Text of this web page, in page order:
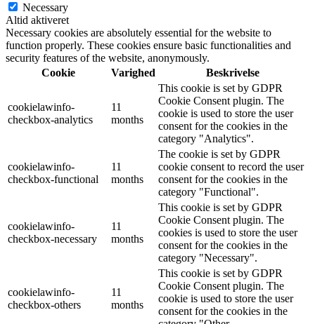
Necessary
Altid aktiveret
Necessary cookies are absolutely essential for the website to
function properly. These cookies ensure basic functionalities and
security features of the website, anonymously.
Cookie
Varighed Beskrivelse
cookielawinfo-
checkbox-analytics
11
months
This cookie is set by GDPR
Cookie Consent plugin. The
cookie is used to store the user
consent for the cookies in the
category "Analytics".
cookielawinfo-
checkbox-functional
11
months
The cookie is set by GDPR
cookie consent to record the user
consent for the cookies in the
category "Functional".
cookielawinfo-
checkbox-necessary
11
months
This cookie is set by GDPR
Cookie Consent plugin. The
cookies is used to store the user
consent for the cookies in the
category "Necessary".
cookielawinfo-
checkbox-others
11
months
This cookie is set by GDPR
Cookie Consent plugin. The
cookie is used to store the user
consent for the cookies in the